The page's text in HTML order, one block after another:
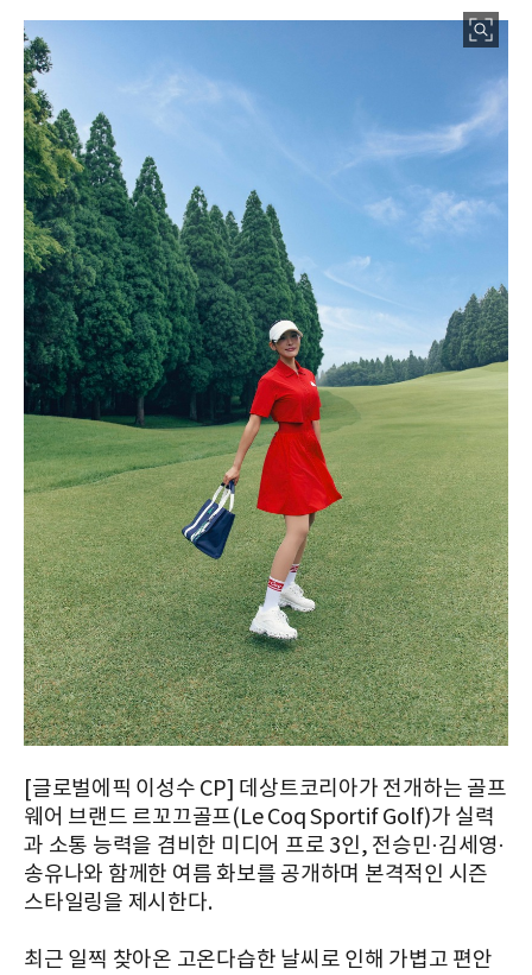
[글로벌에픽 이성수 CP] 데상트코리아가 전개하는 골프
웨어 브랜드 르꼬끄골프(Le Coq Sportif Golf)가 실력
과 소통 능력을 겸비한 미디어 프로 3인, 전승민·김세영·
송유나와 함께한 여름 화보를 공개하며 본격적인 시즌
스타일링을 제시한다.
최근 일찍 찾아온 고온다습한 날씨로 인해 가볍고 편안